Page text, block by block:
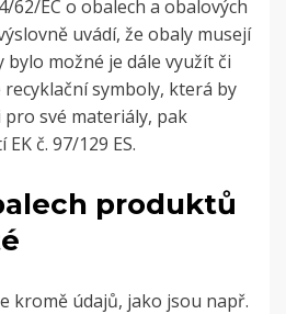
62/EC o obalech a obalových
uvádí, že obaly musejí
možné je dále využít či
recyklační symboly, která by
své materiály, pak
č. 97/129 ES.
produktů
kromě údajů, jako jsou např.